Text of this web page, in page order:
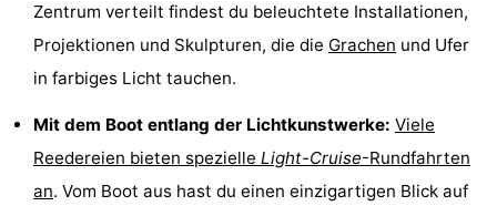
Aussichtspunkte
Attraktionen
Rundfahrten
-
Experiences
Dörfer
Zentrum verteilt findest du beleuchtete Installationen,
Projektionen und Skulpturen, die die Grachen und Ufer
in farbiges Licht tauchen.
Mit dem Boot entlang der Lichtkunstwerke: Viele
Reedereien bieten spezielle Light-Cruise-Rundfahrten
an. Vom Boot aus hast du einen einzigartigen Blick auf